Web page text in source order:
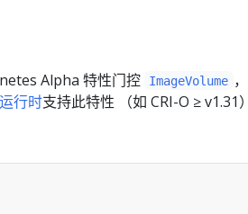
Alpha 特性门控 ImageVolume
行时支持此特性 （如 CRI-O ≥ v1.31